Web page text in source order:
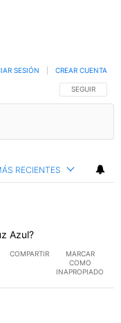
SIGA ESTA
SEGUIR
SESIÓN CREAR CUENTA
RECIENTES
Azul?
COMPARTIR
MARCAR
COMO
INAPROPIADO